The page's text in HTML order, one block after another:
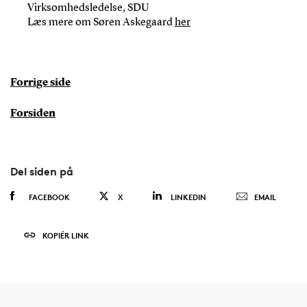
Virksomhedsledelse, SDU
Læs mere om Søren Askegaardher
Forrige side
Forsiden
Del siden på
FACEBOOK X LINKEDIN EMAIL
KOPIÉR LINK